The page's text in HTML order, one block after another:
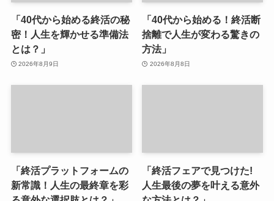
「40代から始める終活の秘
密！人生を輝かせる準備法
とは？」
2026年8月9日
「40代から始める！終活断
捨離で人生が変わる驚きの
方法」
2026年8月8日
「終活プラットフォームの
新常識！人生の最終章を彩
「終活フェアで見つけた!
人生最後の夢を叶える意外